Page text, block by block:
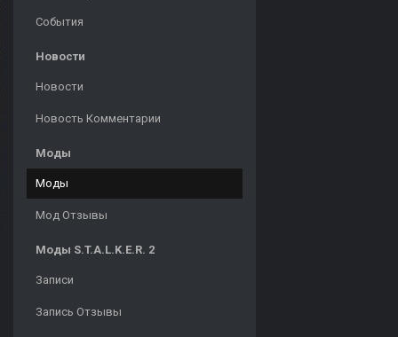
События
Новости
Новости
Новость Комментарии
Моды
Моды
Мод Отзывы
Моды S.T.A.L.K.E.R. 2
Записи
Запись Отзывы